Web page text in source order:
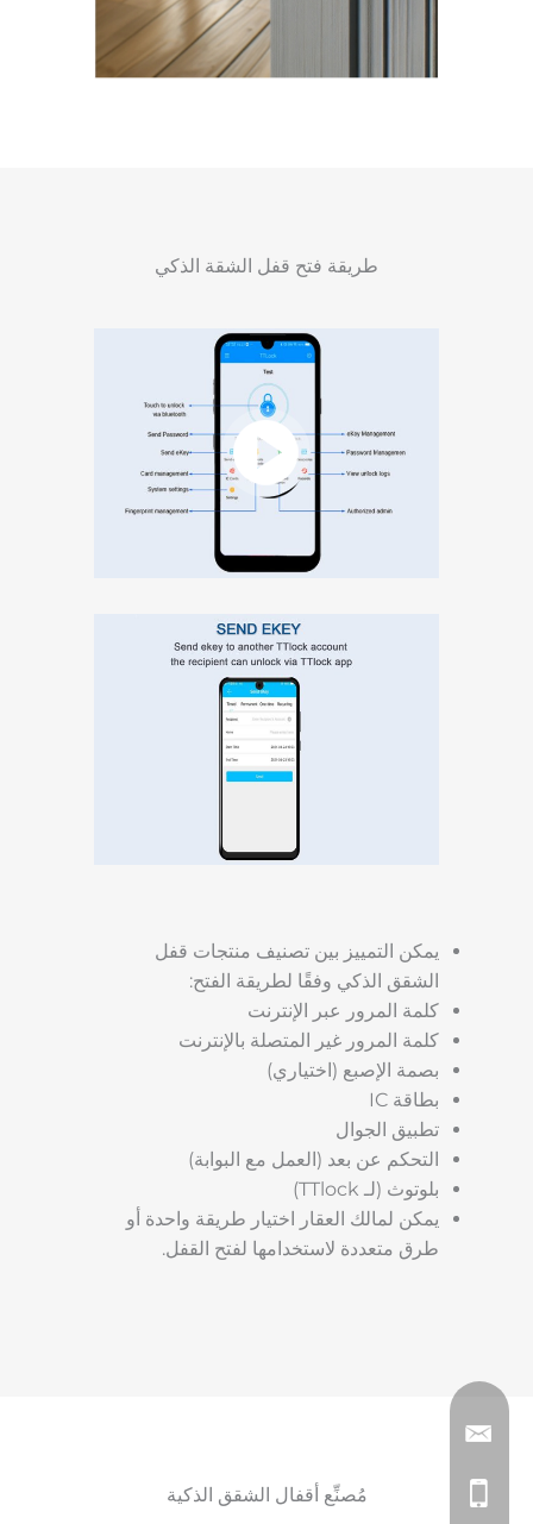
طريقة فتح قفل الشقة الذكي
يمكن التمييز بين تصنيف منتجات قفل
الشقق الذكي وفقًا لطريقة الفتح:
كلمة المرور عبر الإنترنت
كلمة المرور غير المتصلة بالإنترنت
بصمة الإصبع (اختياري)
بطاقة IC
تطبيق الجوال
التحكم عن بعد (العمل مع البوابة)
بلوتوث (لـ TTlock)
يمكن لمالك العقار اختيار طريقة واحدة أو
طرق متعددة لاستخدامها لفتح القفل.
مُصنِّع أقفال الشقق الذكية